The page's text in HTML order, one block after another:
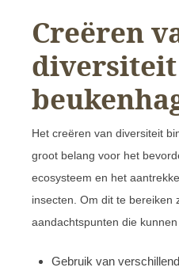
Creëren
Het creëren van diversiteit
groot belang voor het
ecosysteem en het
insecten. Om dit te bereiken
aandachtspunten die
Gebruik van